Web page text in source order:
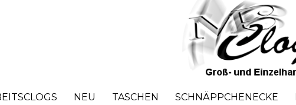
NEU TASCHEN SCHNÄPPCHENECKE